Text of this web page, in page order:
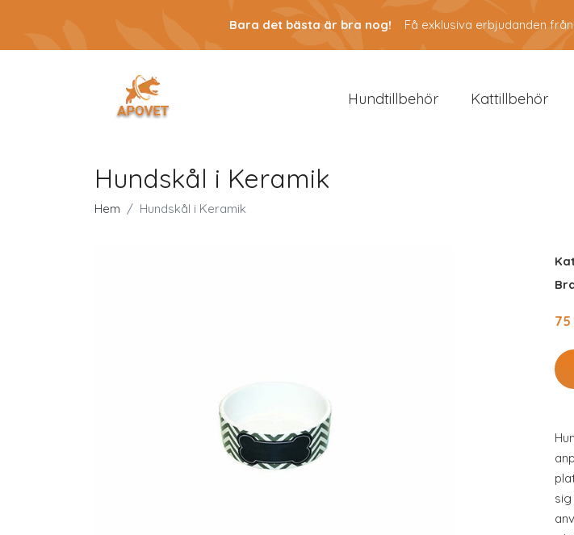
Bara det bästa är bra nog! Få exklusiva erbjudanden
Hundtillbehör Kattillbehör
Hundskål i Keramik
Hem Hundskål i Keramik
75